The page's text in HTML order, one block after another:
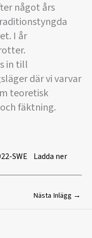
något års
I år
in till
där vi varvar
teoretisk
fäktning.
SWE Ladda ner
Nästa Inlägg →